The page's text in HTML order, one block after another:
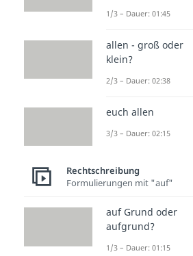
1/3 – Dauer: 01:45
allen - groß oder
klein?
2/3 – Dauer: 02:38
euch allen
3/3 – Dauer: 02:15
Rechtschreibung
Formulierungen mit "auf"
auf Grund oder
aufgrund?
1/3 – Dauer: 01:15